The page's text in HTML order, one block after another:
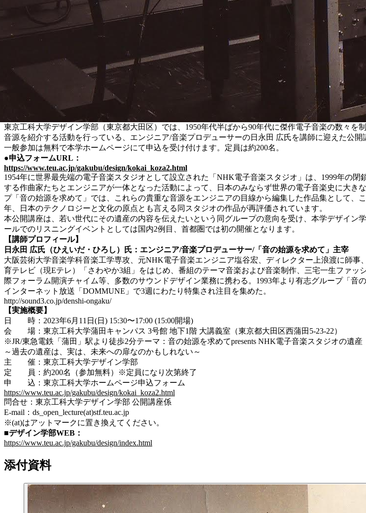
東京工科大学デザイン学部（東京都大田区）では、1950年代半ばから90年代に傑作電子音楽の数々
音源を紹介する活動を行っている、エンジニア/音楽プロデューサーの日永田 広氏を講師に迎えた公
⼀般参加は無料で本学ホームページにて申込を受け付けます。定員は約200名。
●申込フォームURL：
https://www.teu.ac.jp/gakubu/design/kokai_koza2.html
1954年に世界最先端の電子音楽スタジオとして設立された「NHK電子音楽スタジオ」は、1999年の
する作曲家たちとエンジニアが一体となった活動によって、日本のみならず世界の電子音楽史に大
プ「音の始源を求めて」では、これらの貴重な音源をエンジニアの目線から編集した作品集として
年、日本のテクノロジーと文化の原点とも言える同スタジオの作品が再評価されています。
本公開講座は、若い世代にその遺産の内容を伝えたいという同グループの意向を受け、本学デザイ
ールでのリスニングイベントとしては国内2例目、首都圏では初の開催となります。
【講師プロフィール】
日永田 広氏（ひえいだ・ひろし）氏： エンジニア/音楽プロデューサー/「音の始源を求めて」主宰
大阪芸術大学音楽学科音楽工学専攻、元NHK電子音楽エンジニア塩谷宏、ディレクター上浪渡に師
育テレビ（現Eテレ）「さわやか3組」をはじめ、番組のテーマ音楽および音楽制作、三宅一生ファ
際フォーラム開演チャイム等、多数のサウンドデザイン業務に携わる。1993年より有志グループ「音
インターネット放送「DOMMUNE」で3週にわたり特集され注目を集めた。
http://sound3.co.jp/denshi-ongaku/
【実施概要】
日 時：2023年6月11日(日) 15:30〜17:00 (15:00開場)
会 場：東京工科大学蒲田キャンパス 3号館 地下1階 大講義室（東京都大田区西蒲田5-23-22）
※JR/東急電鉄「蒲田」駅より徒歩2分テーマ：音の始源を求めてpresents NHK電子音楽スタジオの遺産
～過去の遺産は、実は、未来への扉なのかもしれない～
主 催：東京工科大学デザイン学部
定 員：約200名（参加無料）※定員になり次第終了
申 込：東京工科大学ホームページ申込フォーム
https://www.teu.ac.jp/gakubu/design/kokai_koza2.html
問合せ：東京工科大学デザイン学部 公開講座係
E-mail：ds_open_lecture(at)stf.teu.ac.jp
※(at)はアットマークに置き換えてください。
■デザイン学部WEB：
https://www.teu.ac.jp/gakubu/design/index.html
添付資料